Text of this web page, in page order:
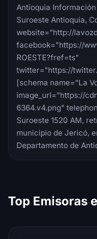
Antioquia
Suroeste Antioquia,
website="http://
facebook="https://
ROESTE?fref=ts"
twitter="https://
[schema name="La
image_url="https://
6364.v4.png"
Suroeste 1520 AM,
municipio de Jericó,
Departamento de
Top Emisoras